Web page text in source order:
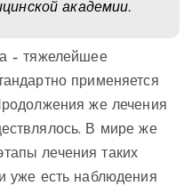
академии.
– тяжелейшее
применяется
же лечения
В мире же
лечения таких
уже есть наблюдения